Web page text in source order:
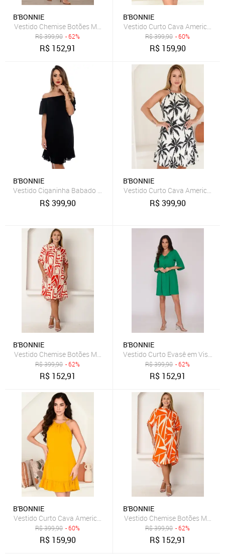
B'BONNIE
Vestido Chemise Botões M/C B’Bonnie Vitória Estampado Verde
R$399,90 - 62%
R$ 152,91
B'BONNIE
Vestido Curto Cava Americana
R$399,90 - 60%
R$ 159,90
B'BONNIE
Vestido Ciganinha Babado na Barra B’Bonnie Tamara Preto
R$399,90
B'BONNIE
Vestido Curto Cava Americana
R$399,90
B'BONNIE
Vestido Chemise Botões M/C B’Bonnie Vitória Estampado Vermelho
R$399,90 - 62%
R$ 152,91
B'BONNIE
Vestido Curto Evasê em Viscose
R$399,90 - 62%
R$ 152,91
B'BONNIE
Vestido Curto Cava Americana e Alças B'Bonnie Alana Mostarda
R$399,90 - 60%
R$ 159,90
B'BONNIE
Vestido Chemise Botões M/C
R$399,90 - 62%
R$ 152,91